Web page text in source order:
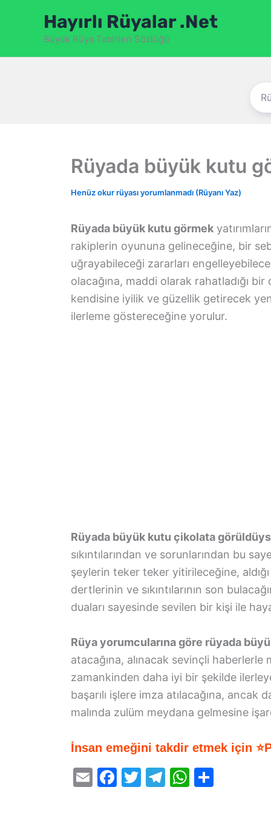
Hayırlı Rüyalar .Net
Büyük Rüya Tabirleri Sözlüğü
Rüyada büyük kutu
Henüz okur rüyası yorumlanmadı (Rüyanı Yaz)
Rüyada büyük kutu görmek
rakiplerin oyununa gelineceğine, bir
uğrayabileceği zararları
olacağına, maddi olarak rahatladığı
kendisine iyilik ve güzellik getirecek
ilerleme göstereceğine yorulur.
Rüyada büyük kutu çikolata
sıkıntılarından ve sorunlarından bu
şeylerin teker teker yitirileceğine,
dertlerinin ve sıkıntılarının son
duaları sayesinde sevilen bir kişi ile
Rüya yorumcularına göre rüyada
atacağına, alınacak sevinçli
zamankinden daha iyi bir şekilde
başarılı işlere imza atılacağına, ancak
malında zulüm meydana gelmesine
İnsan emeğini takdir etmek için
E
F
T
T
W